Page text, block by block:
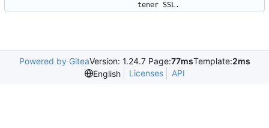
tener SSL.
Powered by GiteaVersion: 1.24.7 Page:77msTemplate:2ms
English
Licenses API